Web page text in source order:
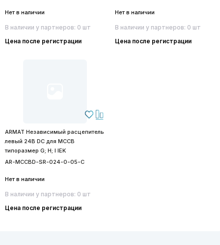
Нет в наличии
В наличии у партнеров: 0 шт
Цена после регистрации
Нет в наличии
В наличии у партнеров: 0 шт
Цена после регистрации
ARMAT Независимый расцепитель
левый 24В DC для MCCB
типоразмер G; H; I IEK
AR-MCCBD-SR-024-0-05-C
Нет в наличии
В наличии у партнеров: 0 шт
Цена после регистрации